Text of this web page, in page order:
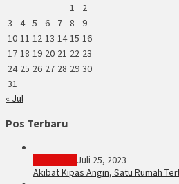
1
2
3
4 5 6 7 8
9
10 11 12 13 14 15 16
17 18 19 20 21 22 23
24 25 26 27 28 29 30
31
« Jul
Pos Terbaru
Juli 25, 2023
Akibat Kipas Angin, Satu Rumah